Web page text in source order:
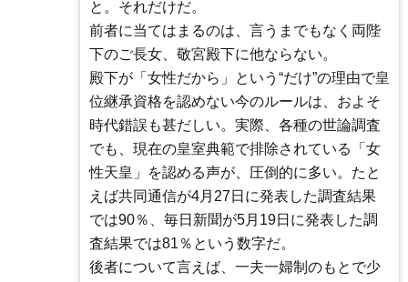
と。それだけだ。
前者に当てはまるのは、言うまでもなく両陛
下のご長女、敬宮殿下に他ならない。
殿下が「女性だから」という“だけ”の理由で皇
位継承資格を認めない今のルールは、およそ
時代錯誤も甚だしい。実際、各種の世論調査
でも、現在の皇室典範で排除されている「女
性天皇」を認める声が、圧倒的に多い。たと
えば共同通信が4月27日に発表した調査結果
では90％、毎日新聞が5月19日に発表した調
査結果では81％という数字だ。
後者について言えば、一夫一婦制のもとで少